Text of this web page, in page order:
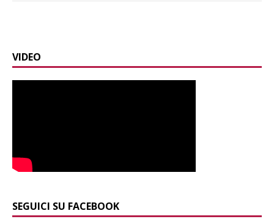
VIDEO
SEGUICI SU FACEBOOK